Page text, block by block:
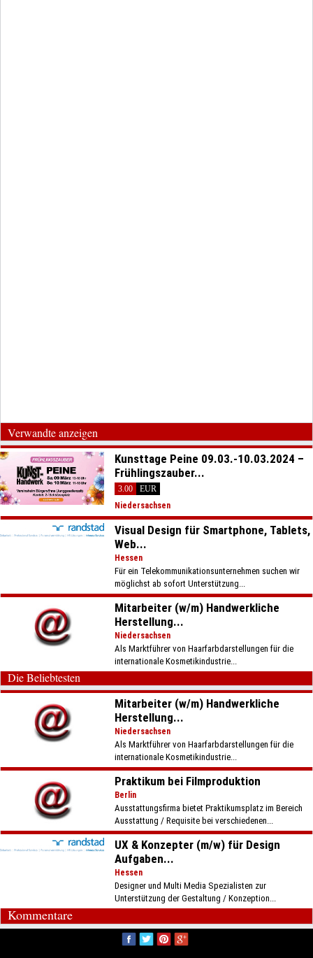
Verwandte anzeigen
Kunsttage Peine 09.03.-10.03.2024 –
Frühlingszauber...
3.00
EUR
Niedersachsen
Visual Design für Smartphone, Tablets,
Web...
Hessen
Für ein Telekommunikationsunternehmen suchen wir
möglichst ab sofort Unterstützung...
Mitarbeiter (w/m) Handwerkliche
Herstellung...
Niedersachsen
Als Marktführer von Haarfarbdarstellungen für die
internationale Kosmetikindustrie...
Die Beliebtesten
Mitarbeiter (w/m) Handwerkliche
Herstellung...
Niedersachsen
Als Marktführer von Haarfarbdarstellungen für die
internationale Kosmetikindustrie...
Praktikum bei Filmproduktion
Berlin
Ausstattungsfirma bietet Praktikumsplatz im Bereich
Ausstattung / Requisite bei verschiedenen...
UX & Konzepter (m/w) für Design
Aufgaben...
Hessen
Designer und Multi Media Spezialisten zur
Unterstützung der Gestaltung / Konzeption...
Kommentare